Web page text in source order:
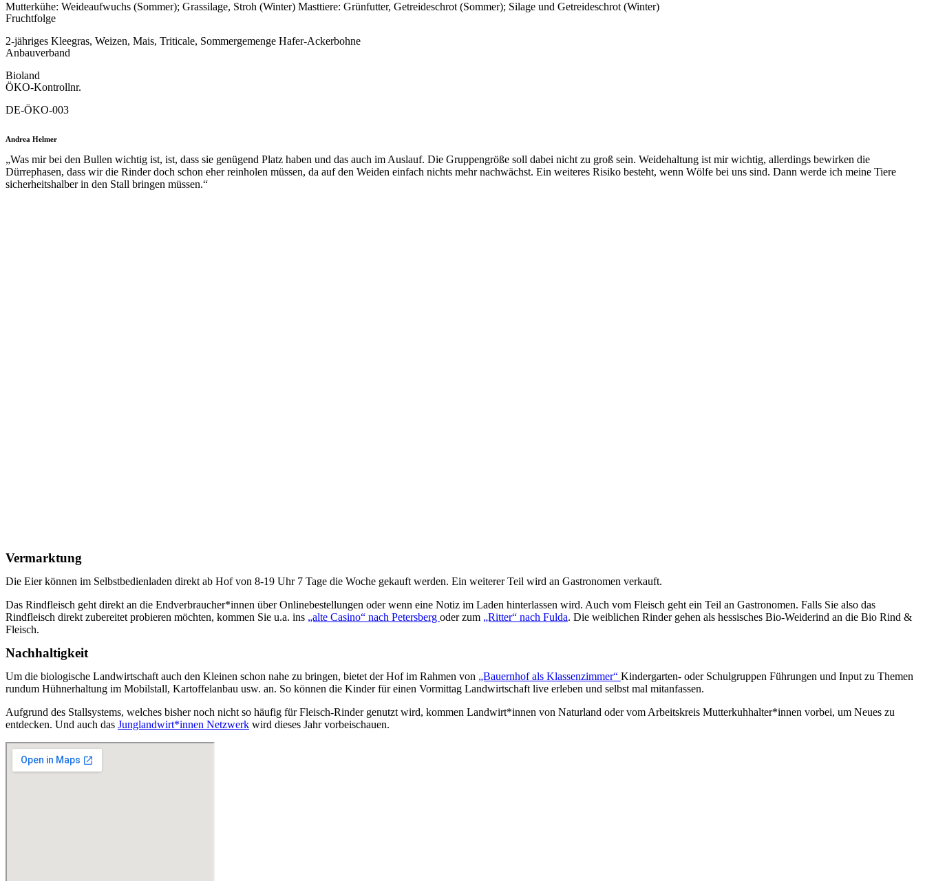
Mutterkühe: Weideaufwuchs (Sommer); Grassilage, Stroh (Winter) Masttiere: Grünfutter, Getreideschrot (Sommer); Silage und Getreideschrot (Winter)
Fruchtfolge
2-jähriges Kleegras, Weizen, Mais, Triticale, Sommergemenge Hafer-Ackerbohne
Anbauverband
Bioland
ÖKO-Kontrollnr.
DE-ÖKO-003
Andrea Helmer
„Was mir bei den Bullen wichtig ist, ist, dass sie genügend Platz haben und das auch im Auslauf. Die Gruppengröße soll dabei nicht zu groß sein. Weidehaltung ist mir wichtig, allerdings bewirken die
Dürrephasen, dass wir die Rinder doch schon eher reinholen müssen, da auf den Weiden einfach nichts mehr nachwächst. Ein weiteres Risiko besteht, wenn Wölfe bei uns sind. Dann werde ich meine Tiere
sicherheitshalber in den Stall bringen müssen.“
Vermarktung
Die Eier können im Selbstbedienladen direkt ab Hof von 8-19 Uhr 7 Tage die Woche gekauft werden. Ein weiterer Teil wird an Gastronomen verkauft.
Das Rindfleisch geht direkt an die Endverbraucher*innen über Onlinebestellungen oder wenn eine Notiz im Laden hinterlassen wird. Auch vom Fleisch geht ein Teil an Gastronomen. Falls Sie also das
Rindfleisch direkt zubereitet probieren möchten, kommen Sie u.a. ins „alte Casino“ nach Petersberg oder zum „Ritter“ nach Fulda. Die weiblichen Rinder gehen als hessisches Bio-Weiderind an die Bio Rind &
Fleisch.
Nachhaltigkeit
Um die biologische Landwirtschaft auch den Kleinen schon nahe zu bringen, bietet der Hof im Rahmen von „Bauernhof als Klassenzimmer“ Kindergarten- oder Schulgruppen Führungen und Input zu Themen
rundum Hühnerhaltung im Mobilstall, Kartoffelanbau usw. an. So können die Kinder für einen Vormittag Landwirtschaft live erleben und selbst mal mitanfassen.
Aufgrund des Stallsystems, welches bisher noch nicht so häufig für Fleisch-Rinder genutzt wird, kommen Landwirt*innen von Naturland oder vom Arbeitskreis Mutterkuhhalter*innen vorbei, um Neues zu
entdecken. Und auch das Junglandwirt*innen Netzwerk wird dieses Jahr vorbeischauen.